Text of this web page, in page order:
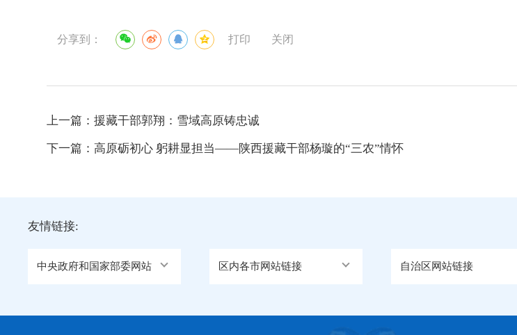
分享到： 打印 关闭
上一篇：援藏干部郭翔：雪域高原铸忠诚
下一篇：高原砺初心 躬耕显担当——陕西援藏干部杨璇的“三农”情怀
友情链接:
中央政府和国家部委网站 区内各市网站链接 自治区网站链接